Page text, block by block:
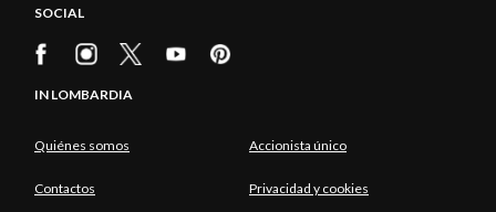
SOCIAL
IN LOMBARDIA
Quiénes somos Accionista único
Contactos Privacidad y cookies